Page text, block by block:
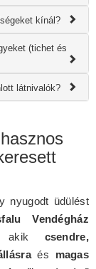
kínál?
(tichet és
látnivalók?
nyugodt üdülést
Vendégház
akik csendre,
és magas